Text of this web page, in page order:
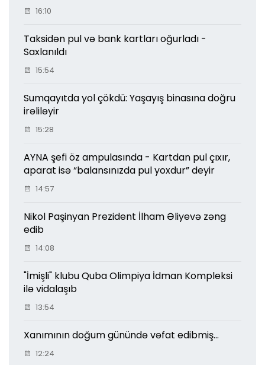
16:10
Taksidən pul və bank kartları oğurladı -
Saxlanıldı
15:54
Sumqayıtda yol çökdü: Yaşayış binasına doğru
irəliləyir
15:28
AYNA şefi öz ampulasında - Kartdan pul çıxır,
aparat isə “balansınızda pul yoxdur” deyir
14:57
Nikol Paşinyan Prezident İlham Əliyevə zəng
edib
14:08
"İmişli" klubu Quba Olimpiya İdman Kompleksi
ilə vidalaşıb
13:54
Xanımının doğum günündə vəfat edibmiş...
12:24